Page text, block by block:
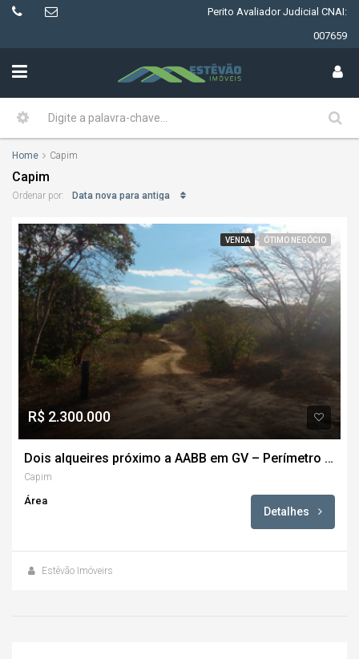
Perito Avaliador Judicial CNAI:
007659
Home Capim
Capim
Ordenar por: Data nova para antiga
VENDA ÓTIMO NEGÓCIO
R$ 2.300.000
Dois alqueires próximo a AABB em GV – Perímetro urbano
Capim
Área
Detalhes
Estêvão Imóveirs